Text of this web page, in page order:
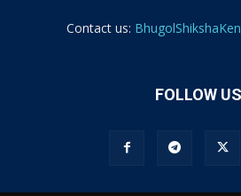
Contact us:
FOLLOW US